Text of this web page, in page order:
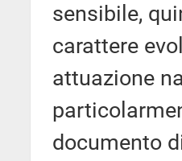
sensibile,
carattere
attuazione
documento